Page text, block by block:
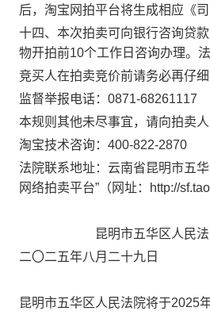
后，淘宝网拍平台将生成相应《
十四、本次拍卖可向银行咨询贷
物开拍前10个工作日咨询办理。
竞买人在拍卖竞价前请务必再仔
监督举报电话： 0871-68261117
本规则其他未尽事宜，请向拍卖人
淘宝技术咨询： 400-822-2870
法院联系地址： 云南省昆明市五
网络拍卖平台”（网址：http://
昆明市五华区人民
二〇二五年八 月 二十九 日
昆明市五华区人民法院将于2025